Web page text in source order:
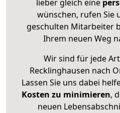
lieber gleich eine
wünschen, rufen Sie
geschulten Mitarbeiter
Ihrem neuen Weg
Wir sind für jede
Recklinghausen nach
Lassen Sie uns dabei
Kosten zu minimieren,
neuen